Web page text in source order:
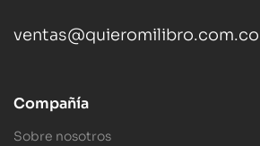
ventas@quieromilibro.com.co
Compañía
Sobre nosotros